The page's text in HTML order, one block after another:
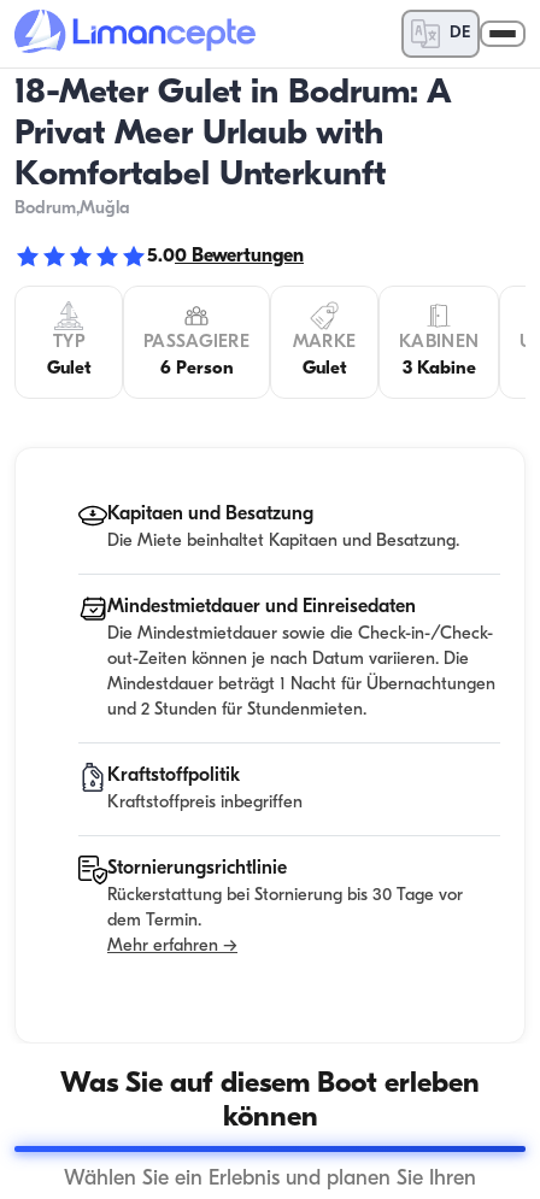
DE
18-Meter Gulet in Bodrum: A
Privat Meer Urlaub with
Komfortabel Unterkunft
Bodrum,Muğla
5.00 Bewertungen
TYP
Gulet
PASSAGIERE
6 Person
MARKE
Gulet
KABINEN
3 Kabine
Kapitaen und Besatzung
Die Miete beinhaltet Kapitaen und Besatzung.
Mindestmietdauer und Einreisedaten
Die Mindestmietdauer sowie die Check-in-/Check-
out-Zeiten können je nach Datum variieren. Die
Mindestdauer beträgt 1 Nacht für Übernachtungen
und 2 Stunden für Stundenmieten.
Kraftstoffpolitik
Kraftstoffpreis inbegriffen
Stornierungsrichtlinie
Rückerstattung bei Stornierung bis 30 Tage vor
dem Termin.
Mehr erfahren →
Was Sie auf diesem Boot erleben
können
Wählen Sie ein Erlebnis und planen Sie Ihren